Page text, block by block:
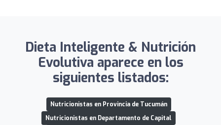
Dieta Inteligente & Nutrición
Evolutiva aparece en los
siguientes listados:
Nutricionistas en Provincia de Tucumán
Nutricionistas en Departamento de Capital